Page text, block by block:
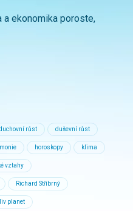
a ekonomika poroste,
růst duševní růst
horoskopy klima
vztahy
Richard Stříbrný
planet